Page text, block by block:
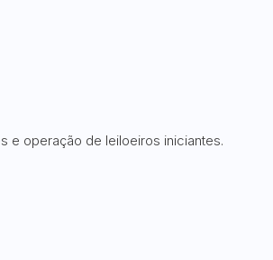
e operação de leiloeiros iniciantes.